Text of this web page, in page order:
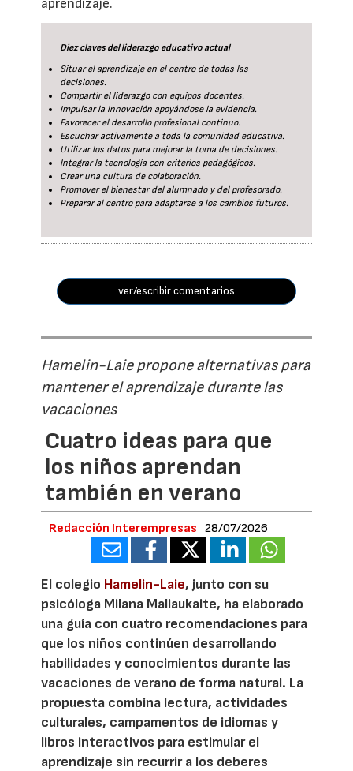
aprendizaje.
Diez claves del liderazgo educativo actual
Situar el aprendizaje en el centro de todas las
decisiones.
Compartir el liderazgo con equipos docentes.
Impulsar la innovación apoyándose la evidencia.
Favorecer el desarrollo profesional continuo.
Escuchar activamente a toda la comunidad educativa.
Utilizar los datos para mejorar la toma de decisiones.
Integrar la tecnología con criterios pedagógicos.
Crear una cultura de colaboración.
Promover el bienestar del alumnado y del profesorado.
Preparar al centro para adaptarse a los cambios futuros.
ver/escribir comentarios
Hamelin-Laie propone alternativas para
mantener el aprendizaje durante las
vacaciones
Cuatro ideas para que
los niños aprendan
también en verano
Redacción Interempresas 28/07/2026
El colegio Hamelin-Laie, junto con su
psicóloga Milana Maliaukaite, ha elaborado
una guía con cuatro recomendaciones para
que los niños continúen desarrollando
habilidades y conocimientos durante las
vacaciones de verano de forma natural. La
propuesta combina lectura, actividades
culturales, campamentos de idiomas y
libros interactivos para estimular el
aprendizaje sin recurrir a los deberes